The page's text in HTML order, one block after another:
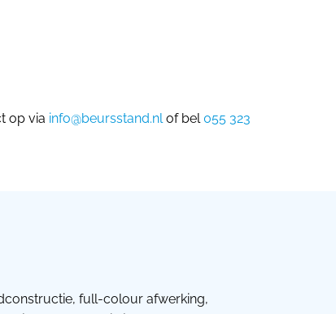
op via info@beursstand.nlof bel055 323
full-colour afwerking,